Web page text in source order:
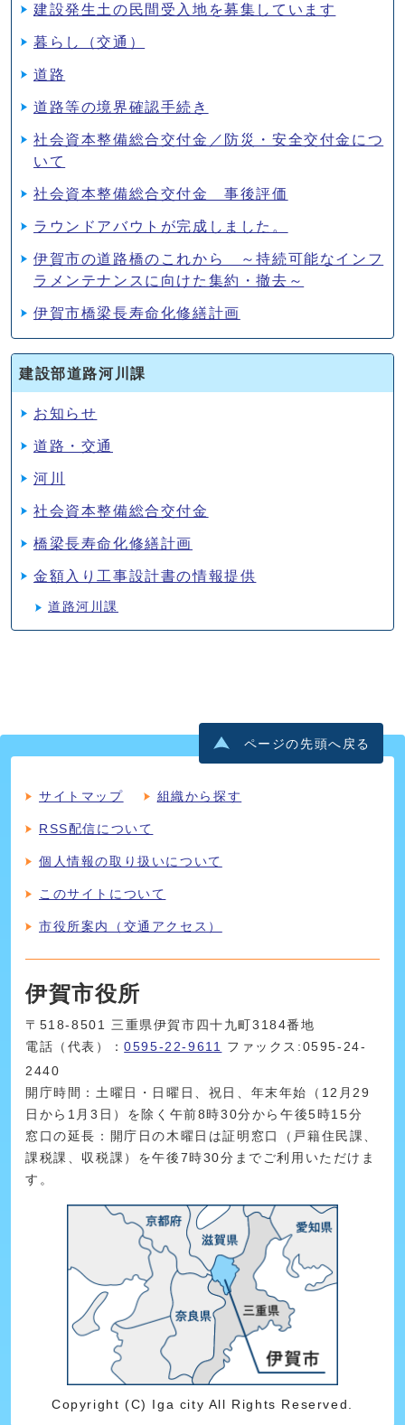
建設発生土の民間受入地を募集しています
暮らし（交通）
道路
道路等の境界確認手続き
社会資本整備総合交付金／防災・安全交付金につ
いて
社会資本整備総合交付金 事後評価
ラウンドアバウトが完成しました。
伊賀市の道路橋のこれから ～持続可能なインフ
ラメンテナンスに向けた集約・撤去～
伊賀市橋梁長寿命化修繕計画
建設部道路河川課
お知らせ
道路・交通
河川
社会資本整備総合交付金
橋梁長寿命化修繕計画
金額入り工事設計書の情報提供
道路河川課
ページの先頭へ戻る
サイトマップ 組織から探す
RSS配信について
個人情報の取り扱いについて
このサイトについて
市役所案内（交通アクセス）
伊賀市役所
〒518-8501 三重県伊賀市四十九町3184番地
電話（代表）：0595-22-9611
ファックス:0595-24-
2440
開庁時間：土曜日・日曜日、祝日、年末年始（12月29
日から1月3日）を除く午前8時30分から午後5時15分
窓口の延長：開庁日の木曜日は証明窓口（戸籍住民課、
課税課、収税課）を午後7時30分までご利用いただけま
す。
Copyright (C) Iga city All Rights Reserved.